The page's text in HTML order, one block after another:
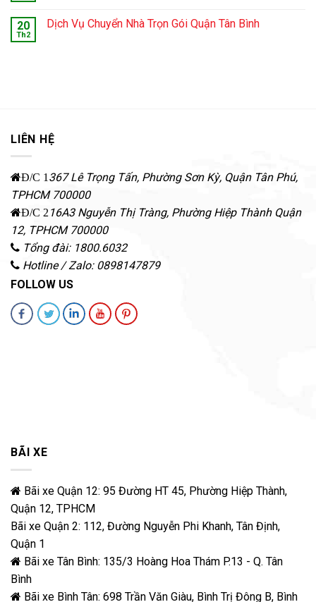
20
Th2
Dịch Vụ Chuyển Nhà Trọn Gói Quận Tân Bình
LIÊN HỆ
Đ/C 1 367 Lê Trọng Tấn, Phường Sơn Kỳ, Quận Tân Phú,
TPHCM 700000
Đ/C 2 16A3 Nguyễn Thị Tràng, Phường Hiệp Thành Quận
12, TPHCM 700000
Tổng đài: 1800.6032
Hotline / Zalo: 0898147879
FOLLOW US
BÃI XE
Bãi xe Quận 12: 95 Đường HT 45, Phường Hiệp Thành,
Quận 12, TPHCM
Bãi xe Quận 2: 112, Đường Nguyễn Phi Khanh, Tân Định,
Quận 1
Bãi xe Tân Bình: 135/3 Hoàng Hoa Thám P.13 - Q. Tân
Bình
Bãi xe Bình Tân: 698 Trần Văn Giàu, Bình Trị Đông B, Bình